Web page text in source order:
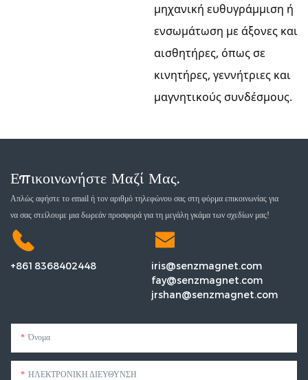
μηχανική ευθυγράμμιση ή
ενσωμάτωση με άξονες και
αισθητήρες, όπως σε
κινητήρες, γεννήτριες και
μαγνητικούς συνδέσμους.
Επικοινωνήστε Μαζί Μας.
Απλώς αφήστε το email ή τον αριθμό τηλεφώνου σας στη φόρμα επικοινωνίας για
να σας στείλουμε μια δωρεάν προσφορά για τη μεγάλη γκάμα των σχεδίων μας!
+8618368402448
iris@senzmagnet.com
fay@senzmagnet.com
jrshan@senzmagnet.com
Όνομα
ΗΛΕΚΤΡΟΝΙΚΗ ΔΙΕΥΘΥΝΣΗ